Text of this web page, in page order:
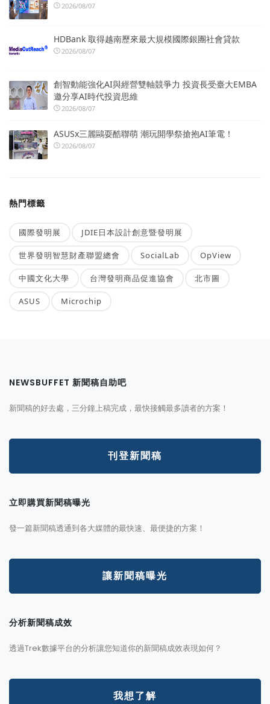
2026/08/07
HDBank 取得越南歷來最大規模國際銀團社會貸款
2026/08/07
創智動能強化AI與經營雙軸競爭力 投資長受臺大EMBA
邀分享AI時代投資思維
2026/08/07
ASUSx三麗鷗耍酷聯萌 潮玩開學祭搶抱AI筆電！
2026/08/07
熱門標籤
國際發明展 JDIE日本設計創意暨發明展
世界發明智慧財產聯盟總會 SocialLab OpView
中國文化大學 台灣發明商品促進協會 北市圖
ASUS Microchip
NEWSBUFFET 新聞稿自助吧
新聞稿的好去處，三分鐘上稿完成，最快接觸最多讀者的方案！
刊登新聞稿
立即購買新聞稿曝光
發一篇新聞稿透通到各大媒體的最快速、最便捷的方案！
讓新聞稿曝光
分析新聞稿成效
透過Trek數據平台的分析讓您知道你的新聞稿成效表現如何？
我想了解